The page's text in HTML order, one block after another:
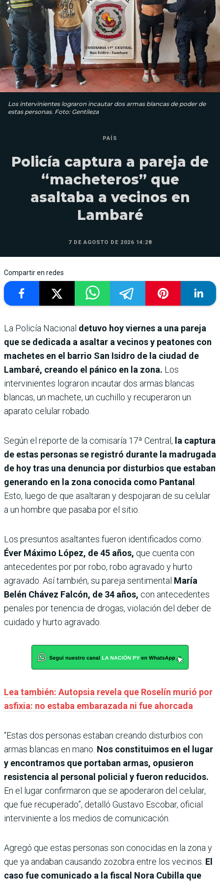
Los intervinientes lograron incautar dos armas blancas de poder de
estas personas. Foto: Gentileza
PAÍS
Policía captura a pareja de
“macheteros” que
asaltaba a vecinos en
Lambaré
7 DE AGOSTO DE 2026 14:28
Compartir en redes
La Policía Nacional detuvo hoy viernes a una pareja
que se dedicada a asaltar a vecinos y peatones con
machetes en el barrio San Isidro de la ciudad de
Lambaré, creando el pánico en la zona. Los
intervinientes lograron incautar dos armas blancas
blancas, un machete, un cuchillo y recuperaron un
aparato celular robado.
Según el reporte de la comisaría 17ª Central, la captura
de estas personas se registró durante la madrugada
de hoy tras una denuncia por disturbios que estaban
generando en la zona conocida como Pantanal
Esto, luego de que asaltaran y despojaran de su celular
a un hombre que pasaba por el sitio.
Los presuntos asaltantes fueron identificados como:
Éver Máximo López, de 45 años, que cuenta con
antecedentes por por robo, robo agravado y hurto
agravado. Así también, su pareja sentimental María
Belén Chávez Falcón, de 34 años, con antecedentes
penales por tenencia de drogas, violación del deber de
cuidado y hurto agravado.
Lea también: Autopsia revela que Roselín murió por
asfixia: no estaba embarazada ni fue ahorcada
“Estas dos personas estaban creando disturbios con
armas blancas en mano. Nos constituimos en el lugar
y encontramos que portaban armas, opusieron
resistencia al personal policial y fueron reducidos.
En el lugar confirmaron que se apoderaron del celular,
que fue recuperado”, detalló Gustavo Escobar, oficial
interviniente a los medios de comunicación.
Agregó que estas personas son conocidas en la zona y
que ya andaban causando zozobra entre los vecinos. El
caso fue comunicado a la fiscal Nora Cubilla que